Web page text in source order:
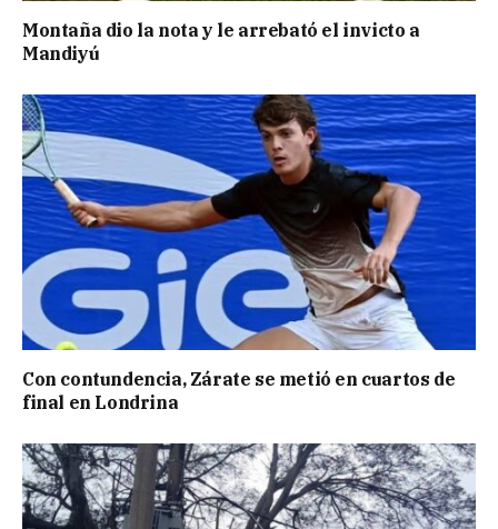
Montaña dio la nota y le arrebató el invicto a
Mandiyú
Con contundencia, Zárate se metió en cuartos de
final en Londrina